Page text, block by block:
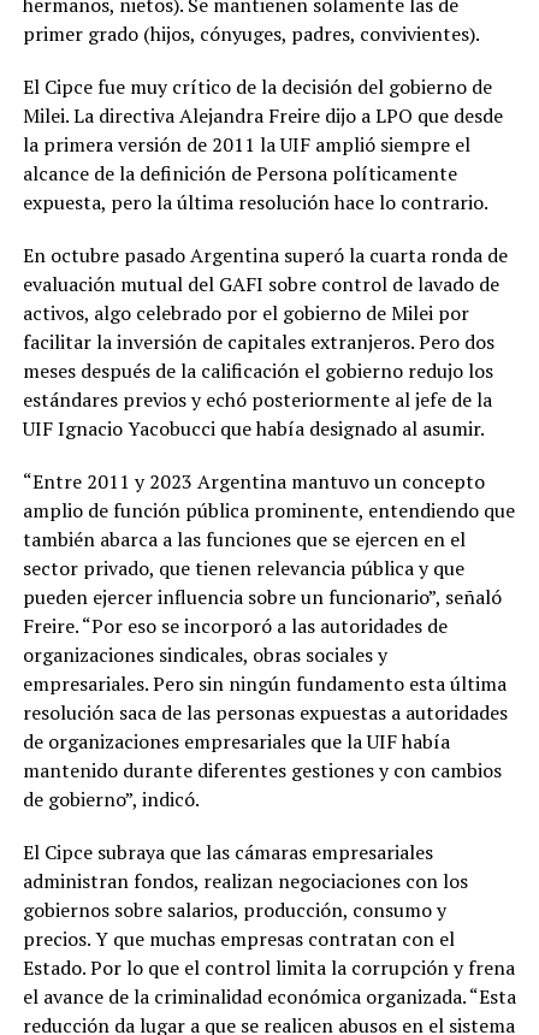
primer grado (hijos, cónyuges, padres, convivientes).
El Cipce fue muy crítico de la decisión del gobierno de
Milei. La directiva Alejandra Freire dijo a LPO que desde
la primera versión de 2011 la UIF amplió siempre el
alcance de la definición de Persona políticamente
expuesta, pero la última resolución hace lo contrario.
En octubre pasado Argentina superó la cuarta ronda de
evaluación mutual del GAFI sobre control de lavado de
activos, algo celebrado por el gobierno de Milei por
facilitar la inversión de capitales extranjeros. Pero dos
meses después de la calificación el gobierno redujo los
estándares previos y echó posteriormente al jefe de la
UIF Ignacio Yacobucci que había designado al asumir.
“Entre 2011 y 2023 Argentina mantuvo un concepto
amplio de función pública prominente, entendiendo que
también abarca a las funciones que se ejercen en el
sector privado, que tienen relevancia pública y que
pueden ejercer influencia sobre un funcionario”, señaló
Freire. “Por eso se incorporó a las autoridades de
organizaciones sindicales, obras sociales y
empresariales. Pero sin ningún fundamento esta última
resolución saca de las personas expuestas a autoridades
de organizaciones empresariales que la UIF había
mantenido durante diferentes gestiones y con cambios
de gobierno”, indicó.
El Cipce subraya que las cámaras empresariales
administran fondos, realizan negociaciones con los
gobiernos sobre salarios, producción, consumo y
precios. Y que muchas empresas contratan con el
Estado. Por lo que el control limita la corrupción y frena
el avance de la criminalidad económica organizada. “Esta
reducción da lugar a que se realicen abusos en el sistema